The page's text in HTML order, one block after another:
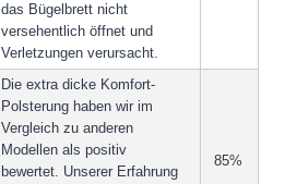
das Bügelbrett nicht
versehentlich öffnet und
Verletzungen verursacht.
Die extra dicke Komfort-
Polsterung haben wir im
Vergleich zu anderen
Modellen als positiv
bewertet. Unserer Erfahrung
85%